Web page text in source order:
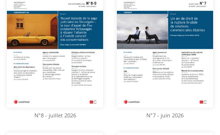
N°8 - juillet 2026 N°7 - juin 2026